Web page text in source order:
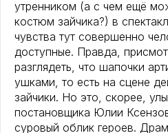
утренником (а с чем ещё
костюм зайчика?) в
чувства тут совершенно
доступные. Правда,
разглядеть, что шапочки
ушками, то есть на сцене
зайчики. Но это, скорее,
постановщика Юлии
суровый облик героев.